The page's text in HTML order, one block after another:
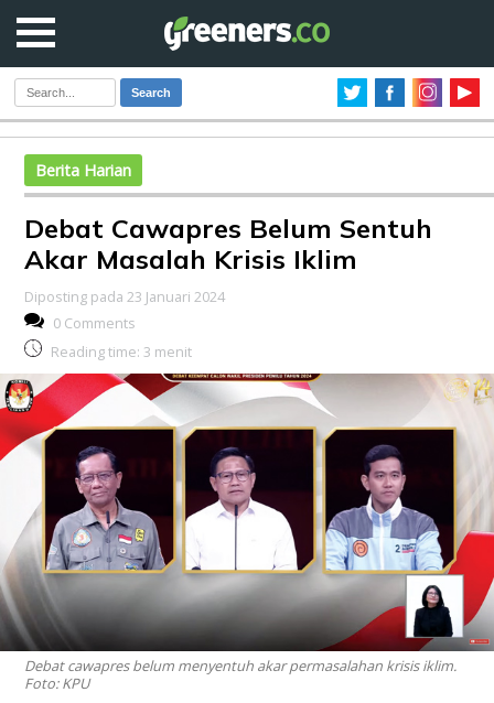
Search
Berita Harian
Debat Cawapres Belum Sentuh
Akar Masalah Krisis Iklim
Diposting pada 23 Januari 2024
0 Comments
Reading time: 3 menit
Debat cawapres belum menyentuh akar permasalahan krisis iklim.
Foto: KPU